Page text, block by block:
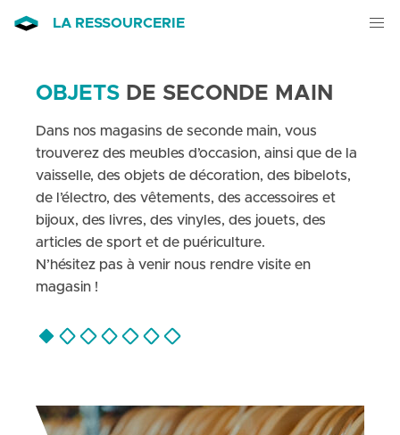
LA RESSOURCERIE
OBJETS DE SECONDE MAIN
Dans nos magasins de seconde main, vous
trouverez des meubles d’occasion, ainsi que de la
vaisselle, des objets de décoration, des bibelots,
de l’électro, des vêtements, des accessoires et
bijoux, des livres, des vinyles, des jouets, des
articles de sport et de puériculture.
N’hésitez pas à venir nous rendre visite en
magasin !